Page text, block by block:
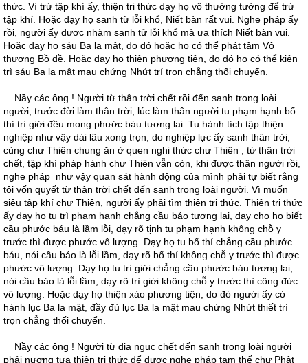
thức. Vì trừ tập khí ấy, thiện tri thức dạy họ vô thường tưởng để trừ
tập khí. Hoặc dạy họ sanh từ lỗi khổ, Niết bàn rất vui. Nghe pháp ấy
rồi, người ấy được nhàm sanh tử lỗi khổ mà ưa thích Niết bàn vui.
Hoặc dạy họ sáu Ba la mật, do đó hoặc họ có thể phát tâm Vô
thượng Bồ đề. Hoặc dạy họ thiện phương tiện, do đó họ có thể kiên
trì sáu Ba la mật mau chứng Nhứt trí trọn chẳng thối chuyển.
Nầy các ông ! Người từ thân trời chết rồi đến sanh trong loài
người, trước đời làm thân trời, lúc làm thân người tu phạm hạnh bố
thí trì giới đều mong phước báu tương lai. Tu hành tích tập thiện
nghiệp như vậy dài lâu xong trọn, do nghiệp lực ấy sanh thân trời,
cùng chư Thiên chung ăn ở quen nghi thức chư Thiên , từ thân trời
chết, tập khí pháp hành chư Thiên vẫn còn, khi được thân người rồi,
nghe pháp như vậy quan sát hành động của mình phải tự biết rằng
tôi vốn quyết từ thân trời chết đến sanh trong loài người. Vì muốn
siêu tập khí chư Thiên, người ấy phải tìm thiện tri thức. Thiện tri thức
ấy dạy họ tu trì phạm hạnh chẳng cầu báo tương lai, dạy cho họ biết
cầu phước báu là lầm lỗi, dạy rõ tịnh tu phạm hạnh không chỗ y
trước thì được phước vô lượng. Dạy họ tu bố thí chẳng cầu phước
báu, nói cầu báo là lỗi lầm, dạy rõ bố thí không chỗ y trước thì được
phước vô lượng. Dạy họ tu trì giới chẳng cầu phước báu tương lai,
nói cầu báo là lỗi lầm, dạy rõ trì giới không chỗ y trước thì công đức
vô lượng. Hoặc dạy họ thiện xảo phương tiện, do đó người ấy có
hành lục Ba la mật, đầy đủ lục Ba la mật mau chứng Nhứt thiết trí
trọn chẳng thối chuyển.
Nầy các ông ! Người từ địa ngục chết đến sanh trong loài người
phải nương tựa thiện tri thức để được nghe pháp tam thế chư Phật